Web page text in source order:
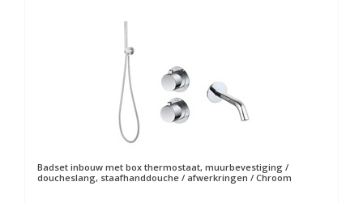
Badset inbouw met box thermostaat, muurbevestiging /
doucheslang, staafhanddouche / afwerkringen / Chroom